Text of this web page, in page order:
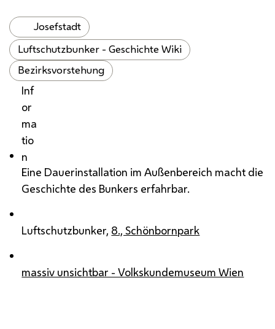
Josefstadt
Luftschutzbunker - Geschichte Wiki
Bezirksvorstehung
Inf
or
ma
tio
n
Eine Dauerinstallation im Außenbereich macht die
Geschichte des Bunkers erfahrbar.
Luftschutzbunker, 8., Schönbornpark
massiv unsichtbar - Volkskundemuseum Wien